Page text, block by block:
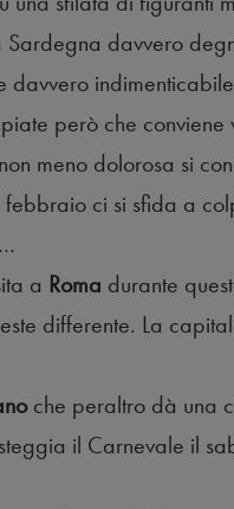
davvero
davvero
però che conviene
meno dolorosa si
febbraio ci si sfida a
a Roma durante
differente. La
che peraltro dà una
il Carnevale il